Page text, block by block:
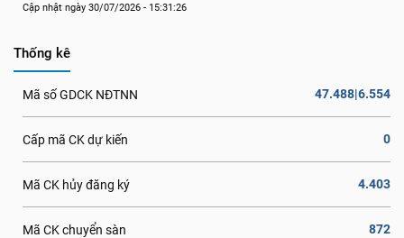
Cập nhật ngày 30/07/2026 - 15:31:26
Thống kê
Mã số GDCK NĐTNN 47.488|6.554
Cấp mã CK dự kiến 0
Mã CK hủy đăng ký 4.403
Mã CK chuyển sàn 872